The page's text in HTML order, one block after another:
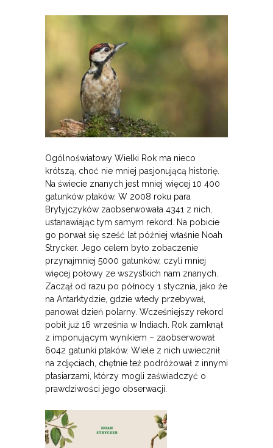
Ogólnoświatowy Wielki Rok ma nieco
krótszą, choć nie mniej pasjonującą historię.
Na świecie znanych jest mniej więcej 10 400
gatunków ptaków. W 2008 roku para
Brytyjczyków zaobserwowała 4341 z nich,
ustanawiając tym samym rekord. Na pobicie
go porwał się sześć lat później właśnie Noah
Strycker. Jego celem było zobaczenie
przynajmniej 5000 gatunków, czyli mniej
więcej połowy ze wszystkich nam znanych.
Zaczął od razu po północy 1 stycznia, jako że
na Antarktydzie, gdzie wtedy przebywał,
panował dzień polarny. Wcześniejszy rekord
pobił już 16 września w Indiach. Rok zamknął
z imponującym wynikiem – zaobserwował
6042 gatunki ptaków. Wiele z nich uwiecznił
na zdjęciach, chętnie też podróżował z innymi
ptasiarzami, którzy mogli zaświadczyć o
prawdziwości jego obserwacji.